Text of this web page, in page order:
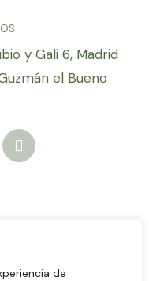
de
y Gali 6, Madrid
el Bueno
I
n
s